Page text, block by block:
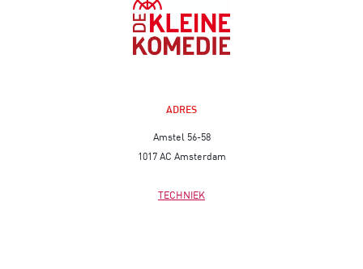
ADRES
Amstel 56-58
1017 AC Amsterdam
TECHNIEK